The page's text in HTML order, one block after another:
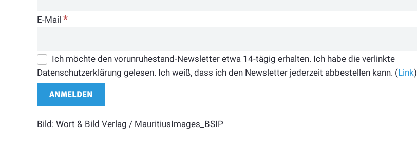
E-Mail *
Ich möchte den vorunruhestand-Newsletter etwa 14-tägig erhalten. Ich habe die verlinkte
Datenschutzerklärung gelesen. Ich weiß, dass ich den Newsletter jederzeit abbestellen kann. (Link)
Bild: Wort & Bild Verlag / MauritiusImages_BSIP